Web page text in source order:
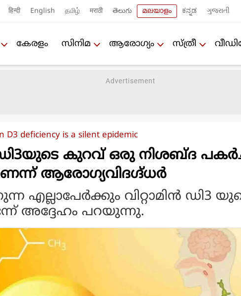
हिन्दी English தமிழ் मराठी తెలుగు മലയാളം ಕನ್ನಡ ગુજરાતી
കേരളം സിനിമ ആരോഗ്യം സ്ത്രീ
D3 deficiency is a silent epidemic
ഡി3യുടെ കുറവ് ഒരു നിശബ്ദ
ആരോഗ്യവിദഗ്ദ്ധര്‍
എല്ലാപേര്‍ക്കും വിറ്റാമിന്‍ ഡി3
അദ്ദേഹം പറയുന്നു.